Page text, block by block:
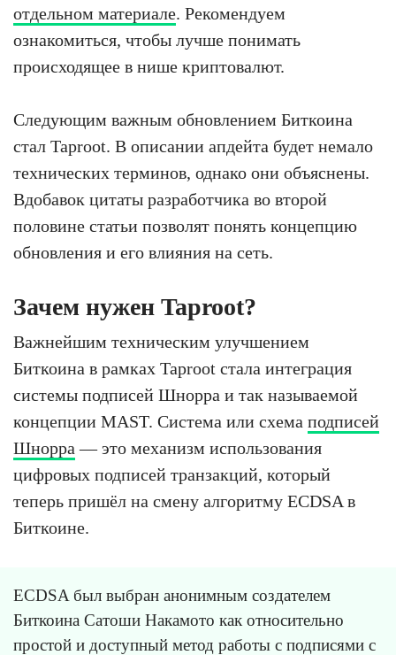
отдельном материале. Рекомендуем
ознакомиться, чтобы лучше понимать
происходящее в нише криптовалют.
Следующим важным обновлением Биткоина
стал Taproot. В описании апдейта будет немало
технических терминов, однако они объяснены.
Вдобавок цитаты разработчика во второй
половине статьи позволят понять концепцию
обновления и его влияния на сеть.
Зачем нужен Taproot?
Важнейшим техническим улучшением
Биткоина в рамках Taproot стала интеграция
системы подписей Шнорра и так называемой
концепции MAST. Система или схема подписей
Шнорра — это механизм использования
цифровых подписей транзакций, который
теперь пришёл на смену алгоритму ECDSA в
Биткоине.
ECDSA был выбран анонимным создателем
Биткоина Сатоши Накамото как относительно
простой и доступный метод работы с подписями с